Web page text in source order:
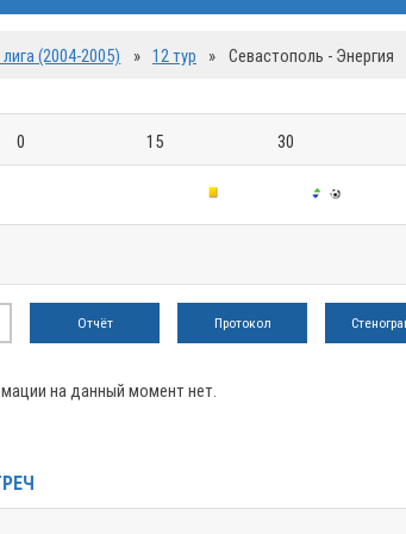
(2004-2005) » 12 тур » Севастополь - Энергия
0 15 30
Отчёт Протокол
на данный момент нет.